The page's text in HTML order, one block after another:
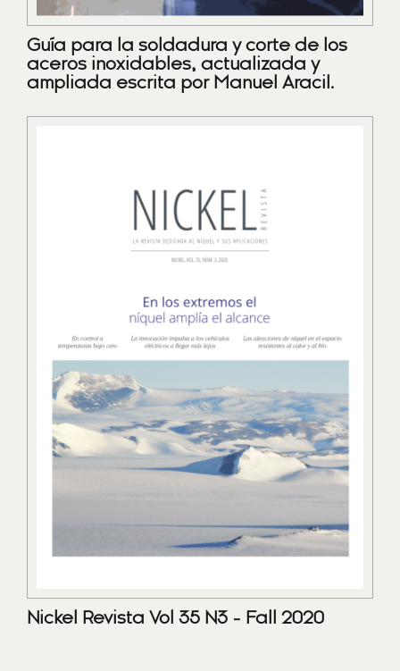
Guía para la soldadura y corte de los
aceros inoxidables, actualizada y
ampliada escrita por Manuel Aracil.
Nickel Revista Vol 35 N3 - Fall 2020